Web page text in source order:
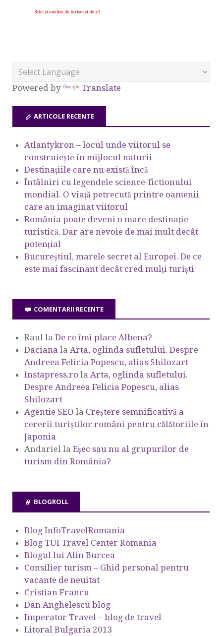
Powered by Translate
ARTICOLE RECENTE
Atlantykron – locul unde viitorul se
construiește în mijlocul naturii
Destinațiile care nu există încă
Întâlniri cu legendele science-fictionului
mondial. O viață petrecută printre oamenii
care au imaginat viitorul
România poate deveni o mare destinație
turistică. Dar are nevoie de mai mult decât
potențial
Bucureștiul, marele secret al Europei. De ce
este mai fascinant decât cred mulți turiști
COMENTARII RECENTE
Raul la De ce îmi place Albena?
Daciana la Arta, oglinda sufletului. Despre
Andreea Felicia Popescu, alias Shilozart
Instapress.ro la Arta, oglinda sufletului.
Despre Andreea Felicia Popescu, alias
Shilozart
Agentie SEO la Creștere semnificativă a
cererii turiștilor români pentru călătoriile în
Japonia
Andariel la Eşec sau nu al grupurilor de
turism din România?
BLOGROLL
Blog InfoTravelRomania
Blog TUI Travel Center Romania
Blogul lui Alin Burcea
Consilier turism – Ghid personal pentru
vacante de neuitat
Cristian Francu
Dan Anghelescu blog
Imperator Travel – blog de travel
Litoral Bulgaria 2013